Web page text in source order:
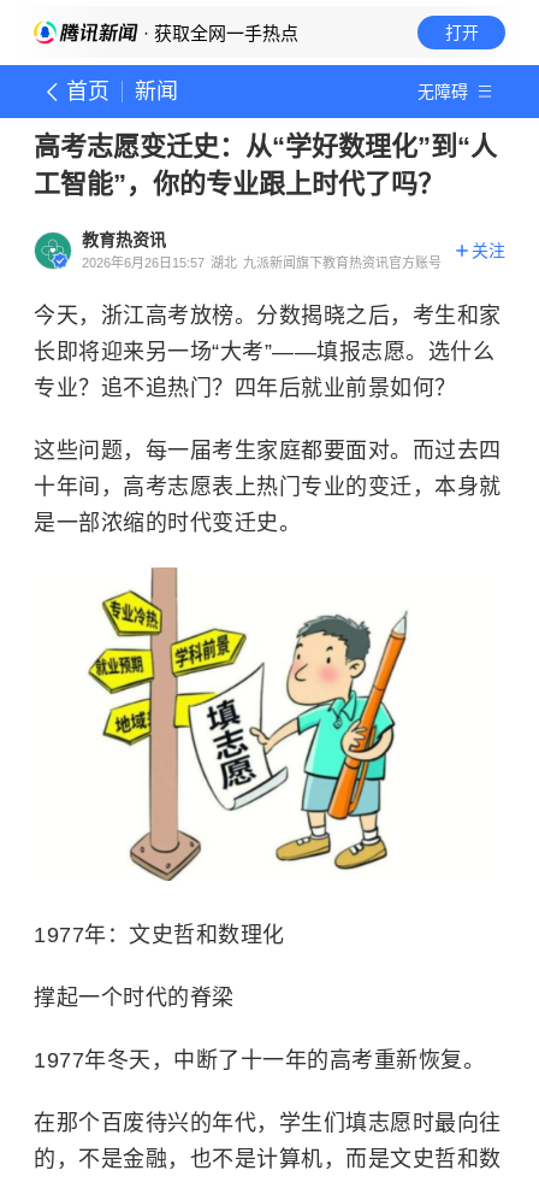
· 获取全网一手热点 打开
首页 新闻 无障碍
高考志愿变迁史：从“学好数理化”到“人
工智能”，你的专业跟上时代了吗？
教育热资讯
2026年6月26日15:57 湖北 九派新闻旗下教育热资讯官方账号
关注
今天，浙江高考放榜。分数揭晓之后，考生和家
长即将迎来另一场“大考”——填报志愿。选什么
专业？追不追热门？四年后就业前景如何？
这些问题，每一届考生家庭都要面对。而过去四
十年间，高考志愿表上热门专业的变迁，本身就
是一部浓缩的时代变迁史。
1977年：文史哲和数理化
撑起一个时代的脊梁
1977年冬天，中断了十一年的高考重新恢复。
在那个百废待兴的年代，学生们填志愿时最向往
的，不是金融，也不是计算机，而是文史哲和数